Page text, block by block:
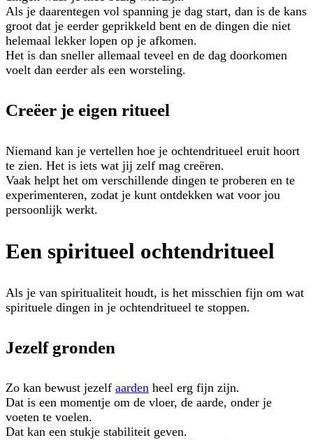
Als je daarentegen vol spanning je dag start, dan is de kans
groot dat je eerder geprikkeld bent en de dingen die niet
helemaal lekker lopen op je afkomen.
Het is dan sneller allemaal teveel en de dag doorkomen
voelt dan eerder als een worsteling.
Creëer je eigen ritueel
Niemand kan je vertellen hoe je ochtendritueel eruit hoort
te zien. Het is iets wat jij zelf mag creëren.
Vaak helpt het om verschillende dingen te proberen en te
experimenteren, zodat je kunt ontdekken wat voor jou
persoonlijk werkt.
Een spiritueel ochtendritueel
Als je van spiritualiteit houdt, is het misschien fijn om wat
spirituele dingen in je ochtendritueel te stoppen.
Jezelf gronden
Zo kan bewust jezelf aarden heel erg fijn zijn.
Dat is een momentje om de vloer, de aarde, onder je
voeten te voelen.
Dat kan een stukje stabiliteit geven.